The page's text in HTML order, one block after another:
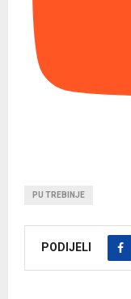
PU TREBINJE
PODIJELI